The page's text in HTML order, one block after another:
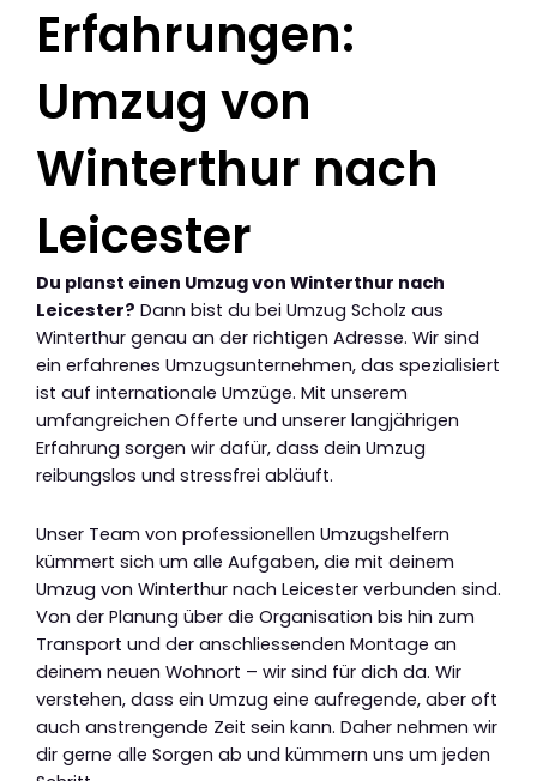
Erfahrungen:
Umzug von
Winterthur nach
Leicester
Du planst einen Umzug von Winterthur nach
Leicester? Dann bist du bei Umzug Scholz aus
Winterthur genau an der richtigen Adresse. Wir sind
ein erfahrenes Umzugsunternehmen, das spezialisiert
ist auf internationale Umzüge. Mit unserem
umfangreichen Offerte und unserer langjährigen
Erfahrung sorgen wir dafür, dass dein Umzug
reibungslos und stressfrei abläuft.
Unser Team von professionellen Umzugshelfern
kümmert sich um alle Aufgaben, die mit deinem
Umzug von Winterthur nach Leicester verbunden sind.
Von der Planung über die Organisation bis hin zum
Transport und der anschliessenden Montage an
deinem neuen Wohnort – wir sind für dich da. Wir
verstehen, dass ein Umzug eine aufregende, aber oft
auch anstrengende Zeit sein kann. Daher nehmen wir
dir gerne alle Sorgen ab und kümmern uns um jeden